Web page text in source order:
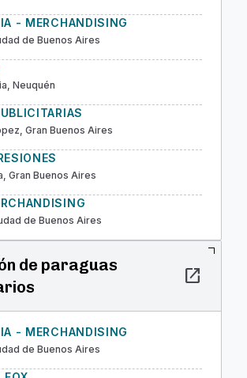
- MERCHANDISING
de Buenos Aires
Neuquén
Gran Buenos Aires
Gran Buenos Aires
de Buenos Aires
de paraguas
open_in_new
- MERCHANDISING
de Buenos Aires